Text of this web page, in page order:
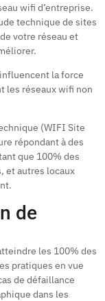
wifi d’entreprise.
technique de sites
votre réseau et
la force
les réseaux wifi non
(WIFI Site
répondant à des
que 100% des
et autres locaux
de
les 100% des
pratiques en vue
de défaillance
dans les